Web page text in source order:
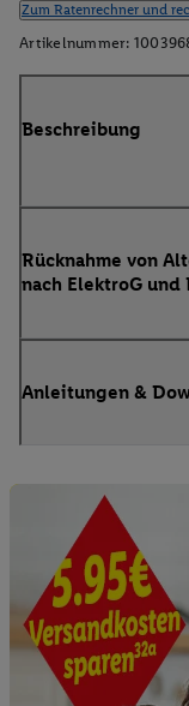
Zum Ratenrechner und
Artikelnummer:
Beschreibung
Rücknahme von
nach ElektroG und
Anleitungen &